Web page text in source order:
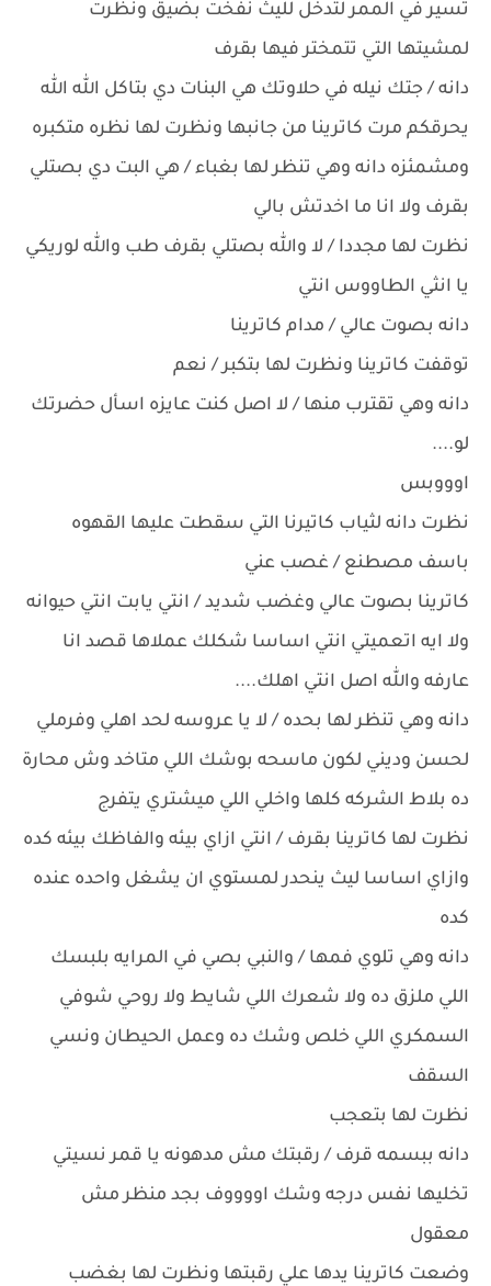
تسير في الممر لتدخل لليث نفخت بضيق ونظرت
لمشيتها التي تتمختر فيها بقرف
دانه / جتك نيله في حلاوتك هي البنات دي بتاكل الله الله
يحرقكم مرت كاترينا من جانبها ونظرت لها نظره متكبره
ومشمئزه دانه وهي تنظر لها بغباء / هي البت دي بصتلي
بقرف ولا انا ما اخدتش بالي
نظرت لها مجددا / لا والله بصتلي بقرف طب والله لوريكي
يا انثي الطاووس انتي
دانه بصوت عالي / مدام كاترينا
توقفت كاترينا ونظرت لها بتكبر / نعم
دانه وهي تقترب منها / لا اصل كنت عايزه اسأل حضرتك
لو....
اوووبس
نظرت دانه لثياب كاتيرنا التي سقطت عليها القهوه
باسف مصطنع / غصب عني
كاترينا بصوت عالي وغضب شديد / انتي يابت انتي حيوانه
ولا ايه اتعميتي انتي اساسا شكلك عملاها قصد انا
عارفه والله اصل انتي اهلك....
دانه وهي تنظر لها بحده / لا يا عروسه لحد اهلي وفرملي
لحسن وديني لكون ماسحه بوشك اللي متاخد وش محارة
ده بلاط الشركه كلها واخلي اللي ميشتري يتفرج
نظرت لها كاترينا بقرف / انتي ازاي بيئه والفاظك بيئه كده
وازاي اساسا ليث ينحدر لمستوي ان يشغل واحده عنده
كده
دانه وهي تلوي فمها / والنبي بصي في المرايه بلبسك
اللي ملزق ده ولا شعرك اللي شايط ولا روحي شوفي
السمكري اللي خلص وشك ده وعمل الحيطان ونسي
السقف
نظرت لها بتعجب
دانه ببسمه قرف / رقبتك مش مدهونه يا قمر نسيتي
تخليها نفس درجه وشك اووووف بجد منظر مش
معقول
وضعت كاترينا يدها علي رقبتها ونظرت لها بغضب